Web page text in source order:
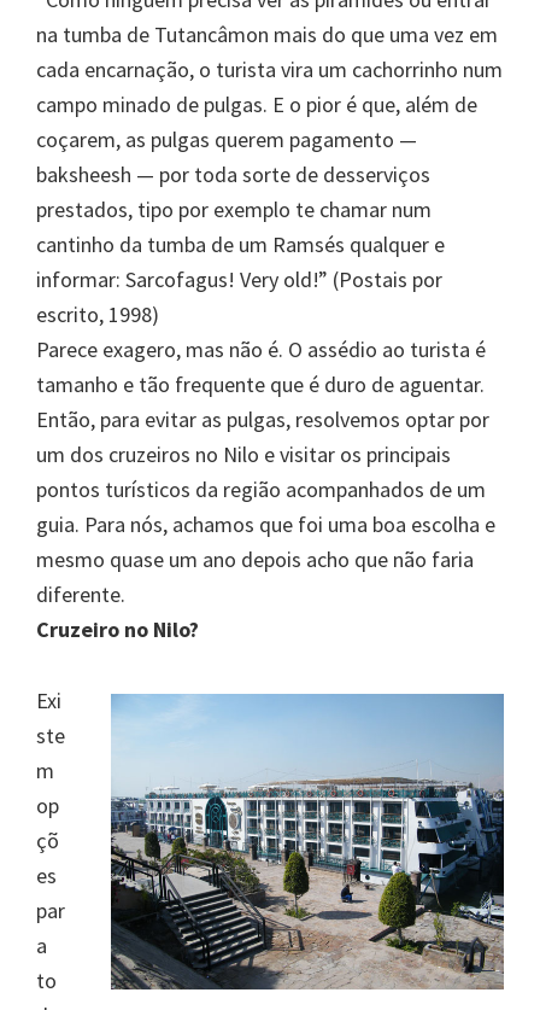
na tumba de Tutancâmon mais do que uma vez em
cada encarnação, o turista vira um cachorrinho num
campo minado de pulgas. E o pior é que, além de
coçarem, as pulgas querem pagamento —
baksheesh — por toda sorte de desserviços
prestados, tipo por exemplo te chamar num
cantinho da tumba de um Ramsés qualquer e
informar: Sarcofagus! Very old!” (Postais por
escrito, 1998)
Parece exagero, mas não é. O assédio ao turista é
tamanho e tão frequente que é duro de aguentar.
Então, para evitar as pulgas, resolvemos optar por
um dos cruzeiros no Nilo e visitar os principais
pontos turísticos da região acompanhados de um
guia. Para nós, achamos que foi uma boa escolha e
mesmo quase um ano depois acho que não faria
diferente.
Cruzeiro no Nilo?
Exi
ste
m
op
çõ
es
par
a
to